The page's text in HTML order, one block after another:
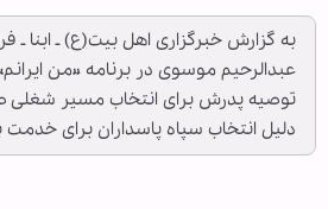
به گزارش خبرگزاری اهل بیت(ع) ـ ابنا ـ
عبدالرحیم موسوی در برنامه «من
توصیه پدرش برای انتخاب مسیر
دلیل انتخاب سپاه پاسداران برای خدمت